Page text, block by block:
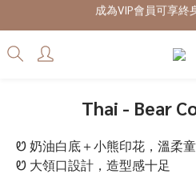
7/28-8/20 CUBi 收藏
成為VIP會員可享
7/28-8/20 CUBi 收藏
Thai - Bear
Ꮼ 奶油白底＋小熊印花，溫柔
Ꮼ 大領口設計，造型感十足